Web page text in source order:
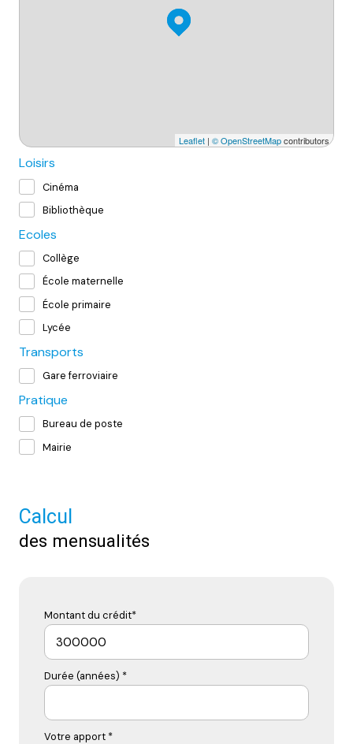
Leaflet | © OpenStreetMapcontributors
Loisirs
Cinéma
Bibliothèque
Ecoles
Collège
École maternelle
École primaire
Lycée
Transports
Gare ferroviaire
Pratique
Bureau de poste
Mairie
Calcul
des mensualités
Montant du crédit*
Durée (années) *
Votre apport *